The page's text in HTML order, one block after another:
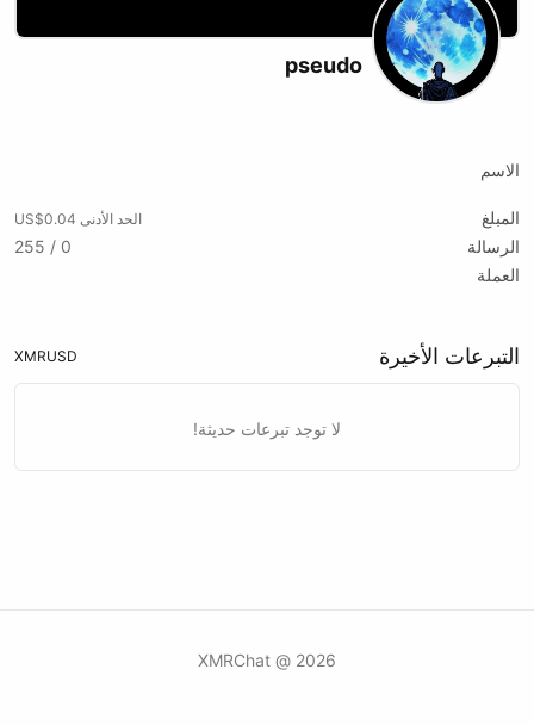
pseudo
الاسم
المبلغ الحد الأدنى US$0.04
الرسالة
0 / 255
العملة
التبرعات الأخيرة USD
XMR
لا توجد تبرعات حديثة!
2026 @ XMRChat